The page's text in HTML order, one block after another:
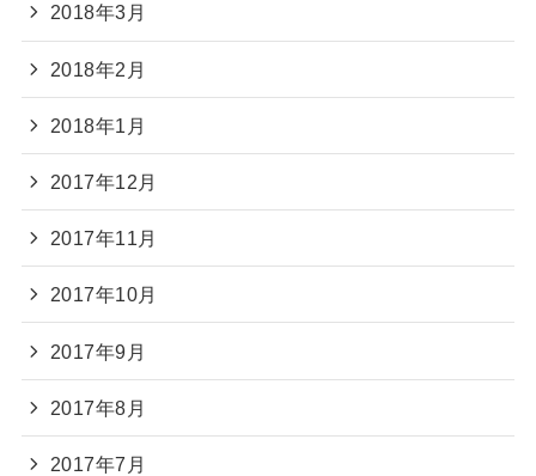
2018年3月
2018年2月
2018年1月
2017年12月
2017年11月
2017年10月
2017年9月
2017年8月
2017年7月